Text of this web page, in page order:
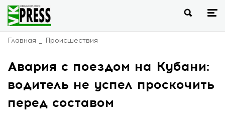
Главная Происшествия
Авария с поездом на Кубани:
водитель не успел проскочить
перед составом